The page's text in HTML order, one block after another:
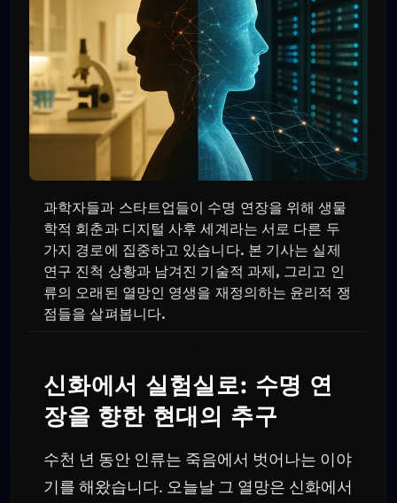
과학자들과 스타트업들이 수명 연장을 위해 생물
학적 회춘과 디지털 사후 세계라는 서로 다른 두
가지 경로에 집중하고 있습니다. 본 기사는 실제
연구 진척 상황과 남겨진 기술적 과제, 그리고 인
류의 오래된 열망인 영생을 재정의하는 윤리적 쟁
점들을 살펴봅니다.
신화에서 실험실로: 수명 연
장을 향한 현대의 추구
수천 년 동안 인류는 죽음에서 벗어나는 이야
기를 해왔습니다. 오늘날 그 열망은 신화에서